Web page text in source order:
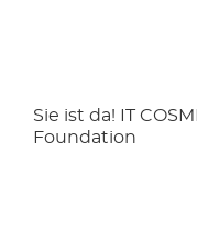
Sie ist da! IT
Foundation